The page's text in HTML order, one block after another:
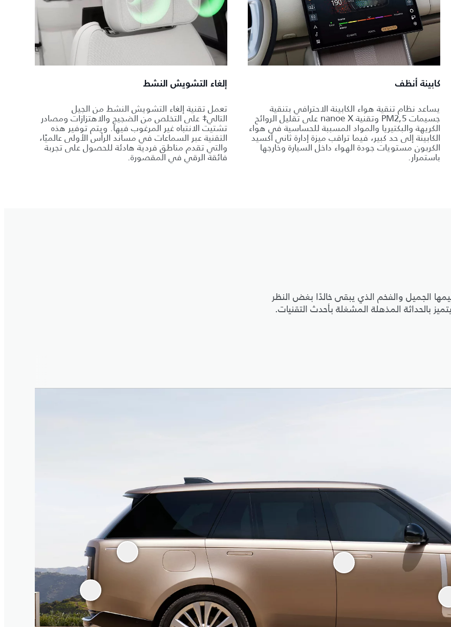
كابينة أنظف
يساعد نظام تنقية هواء الكابينة الاحترافي بتنقية
جسيمات PM2,5 وتقنية nanoe X على تقليل الروائح
الكريهة والبكتيريا والمواد المسببة للحساسية في هواء
الكابينة إلى حد كبير، فيما تراقب ميزة إدارة ثاني أكسيد
الكربون مستويات جودة الهواء داخل السيارة وخارجها
باستمرار.
إلغاء التشويش النشط
تعمل تقنية إلغاء التشويش النشط من الجيل
التالي‡ على التخلص من الضجيج والاهتزازات ومصادر
تشتيت الانتباه غير المرغوب فيها. ويتم توفير هذه
التقنية عبر السماعات في مساند الرأس الأولى عالميًا،
والتي تقدم مناطق فردية هادئة للحصول على تجربة
فائقة الرقي في المقصورة.
عامًا من التطوّر بتصميمها الجميل والفخم الذي يبقى خالدًا بغض النظر
بالحداثة المذهلة المشغلة بأحدث التقنيات.